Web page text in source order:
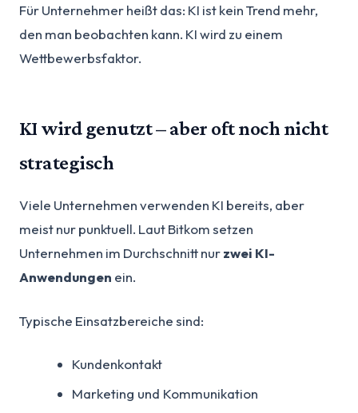
Für Unternehmer heißt das: KI ist kein Trend mehr,
den man beobachten kann. KI wird zu einem
Wettbewerbsfaktor.
KI wird genutzt – aber oft noch nicht
strategisch
Viele Unternehmen verwenden KI bereits, aber
meist nur punktuell. Laut Bitkom setzen
Unternehmen im Durchschnitt nurzwei KI-
Anwendungen ein.
Typische Einsatzbereiche sind:
Kundenkontakt
Marketing und Kommunikation